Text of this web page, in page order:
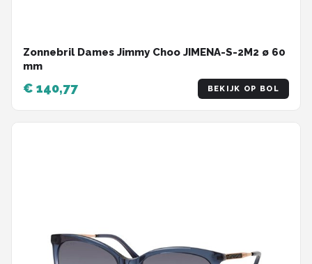
Zonnebril Dames Jimmy Choo JIMENA-S-2M2 ø 60
mm
€ 140,77 BEKIJK OP BOL